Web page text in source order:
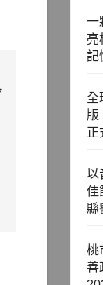
一
亮
記
全
版
正
以
佳
縣
桃
善